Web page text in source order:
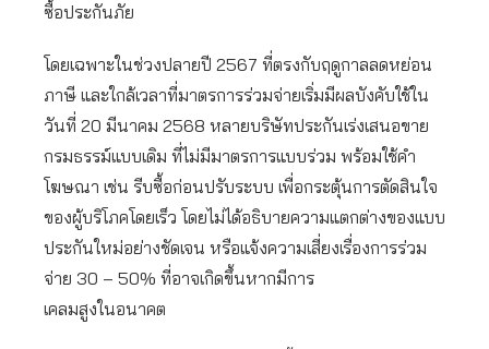
ซื้อประกันภัย
โดยเฉพาะในช่วงปลายปี 2567 ที่ตรงกับฤดูกาลลดหย่อน
ภาษี และใกล้เวลาที่มาตรการร่วมจ่ายเริ่มมีผลบังคับใช้ใน
วันที่ 20 มีนาคม 2568 หลายบริษัทประกันเร่งเสนอขาย
กรมธรรม์แบบเดิม ที่ไม่มีมาตรการแบบร่วม พร้อมใช้คำ
โฆษณา เช่น รีบซื้อก่อนปรับระบบ เพื่อกระตุ้นการตัดสินใจ
ของผู้บริโภคโดยเร็ว โดยไม่ได้อธิบายความแตกต่างของแบบ
ประกันใหม่อย่างชัดเจน หรือแจ้งความเสี่ยงเรื่องการร่วม
จ่าย 30 – 50% ที่อาจเกิดขึ้นหากมีการ
เคลมสูงในอนาคต